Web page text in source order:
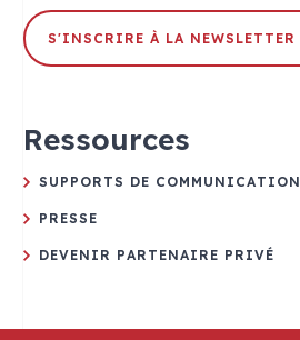
S'INSCRIRE À LA NEWSLETTER
Ressources
SUPPORTS DE COMMUNICATION
PRESSE
DEVENIR PARTENAIRE PRIVÉ